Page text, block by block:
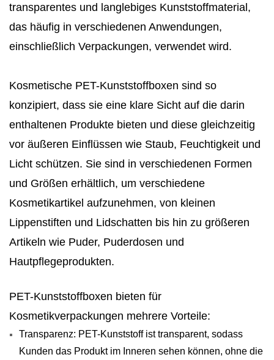
transparentes und langlebiges Kunststoffmaterial,
das häufig in verschiedenen Anwendungen,
einschließlich Verpackungen, verwendet wird.
Kosmetische PET-Kunststoffboxen sind so
konzipiert, dass sie eine klare Sicht auf die darin
enthaltenen Produkte bieten und diese gleichzeitig
vor äußeren Einflüssen wie Staub, Feuchtigkeit und
Licht schützen. Sie sind in verschiedenen Formen
und Größen erhältlich, um verschiedene
Kosmetikartikel aufzunehmen, von kleinen
Lippenstiften und Lidschatten bis hin zu größeren
Artikeln wie Puder, Puderdosen und
Hautpflegeprodukten.
PET-Kunststoffboxen bieten für
Kosmetikverpackungen mehrere Vorteile:
Transparenz: PET-Kunststoff ist transparent, sodass
Kunden das Produkt im Inneren sehen können, ohne die